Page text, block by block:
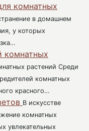
комнатных
в домашнем
у которых
комнатных
растений Среди
комнатных
красного…
В искусстве
комнатных
увлекательных